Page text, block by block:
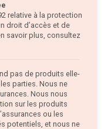
relative à la protection
droit d’accès et de
savoir plus, consultez
pas de produits elle-
parties. Nous ne
Nous nous
sur les produits
ou les
potentiels, et nous ne